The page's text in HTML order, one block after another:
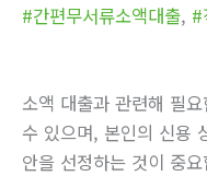
#간편무서류소액대출, #
소액 대출과 관련해 필
수 있으며, 본인의 신용
안을 선정하는 것이 중